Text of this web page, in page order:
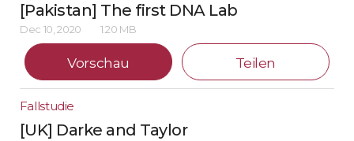
[Pakistan] The first DNA Lab
Dec 10, 2020 1.20 MB
Vorschau Teilen
Fallstudie
[UK] Darke and Taylor